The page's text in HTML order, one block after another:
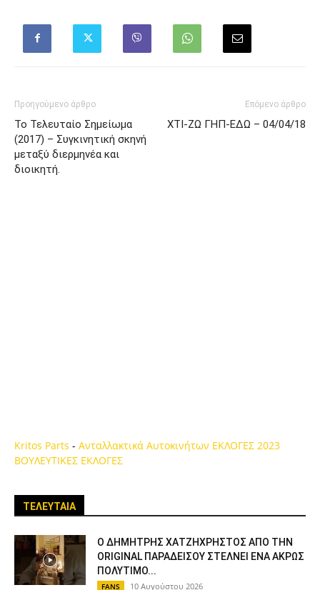
Προηγούμενο άρθρο
Το Τελευταίο Σημείωμα
(2017) – Συγκινητική σκηνή
μεταξύ διερμηνέα και
διοικητή.
Επόμενο άρθρο
ΧΤΙ-ΖΩ ΓΗΠ-ΕΔΩ – 04/04/18
Kritos Parts - Ανταλλακτικά Αυτοκινήτων ΕΚΛΟΓΕΣ 2023
ΒΟΥΛΕΥΤΙΚΕΣ ΕΚΛΟΓΕΣ
ΤΕΛΕΥΤΑΙΑ
Ο ΔΗΜΗΤΡΗΣ ΧΑΤΖΗΧΡΗΣΤΟΣ ΑΠΟ ΤΗΝ
ORIGINAL ΠΑΡΑΔΕΙΣΟΥ ΣΤΕΛΝΕΙ ΕΝΑ ΑΚΡΩΣ
ΠΟΛΥΤΙΜΟ...
FANS 10 Αυγούστου 2026